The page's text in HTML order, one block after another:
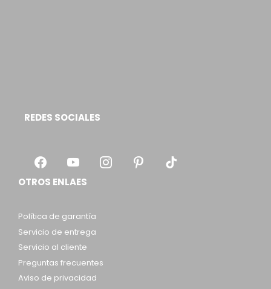
REDES SOCIALES
OTROS ENLAES
Política de garantía
Servicio de entrega
Servicio al cliente
Preguntas frecuentes
Aviso de privacidad